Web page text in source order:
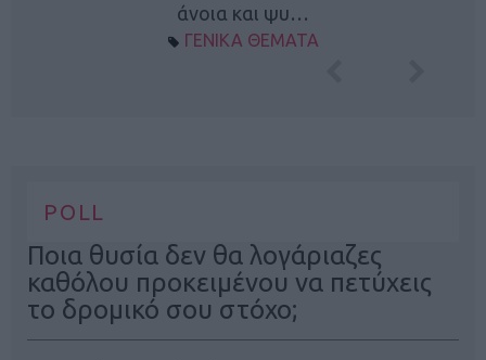
άνοια και ψυ…
ΓΕΝΙΚΑ ΘΕΜΑΤΑ
POLL
Ποια θυσία δεν θα λογάριαζες
καθόλου προκειμένου να πετύχεις
το δρομικό σου στόχο;